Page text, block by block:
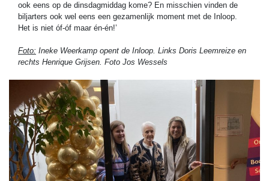
ook eens op de dinsdagmiddag kome? En misschien vinden de
biljarters ook wel eens een gezamenlijk moment met de Inloop.
Het is niet óf-óf maar én-én!’
Foto: Ineke Weerkamp opent de Inloop. Links Doris Leemreize en
rechts Henrique Grijsen. Foto Jos Wessels